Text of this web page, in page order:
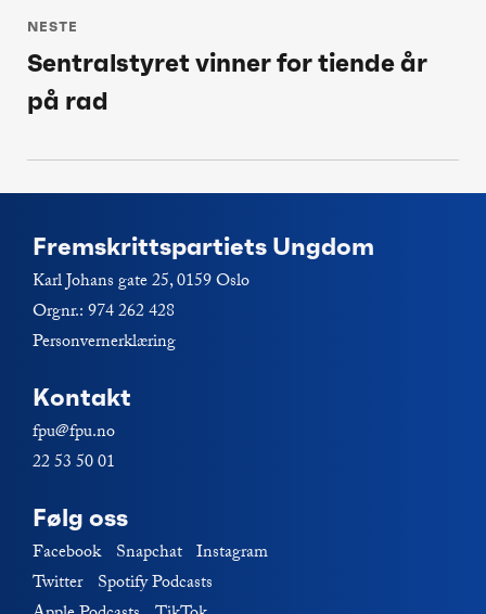
NESTE
Neste
post:
Sentralstyret vinner for tiende år
på rad
Fremskrittspartiets Ungdom
Karl Johans gate 25, 0159 Oslo
Orgnr.: 974 262 428
Personvernerklæring
Kontakt
fpu@fpu.no
22 53 50 01
Følg oss
Facebook Snapchat Instagram
Twitter Spotify Podcasts